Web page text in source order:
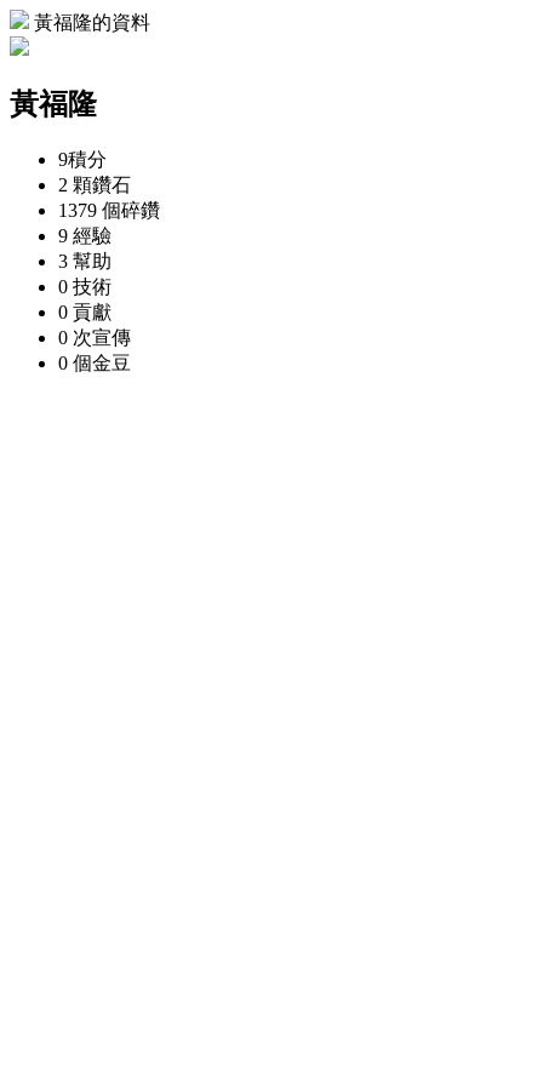
黃福隆的資料
黃福隆
9積分
2 顆鑽石
1379 個碎鑽
9 經驗
3 幫助
0 技術
0 貢獻
0 次宣傳
0 個金豆